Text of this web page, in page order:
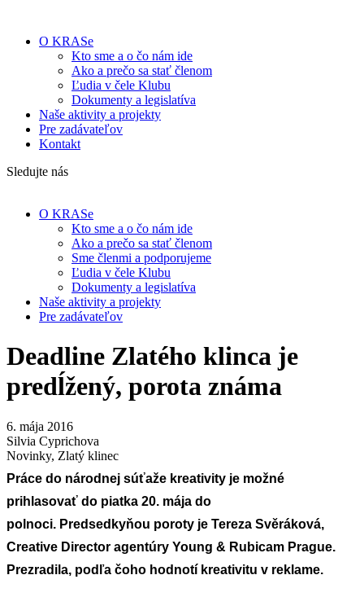
O KRASe
Kto sme a o čo nám ide
Ako a prečo sa stať členom
Ľudia v čele Klubu
Dokumenty a legislatíva
Naše aktivity a projekty
Pre zadávateľov
Kontakt
Sledujte nás
O KRASe
Kto sme a o čo nám ide
Ako a prečo sa stať členom
Sme členmi a podporujeme
Ľudia v čele Klubu
Dokumenty a legislatíva
Naše aktivity a projekty
Pre zadávateľov
Deadline Zlatého klinca je
predĺžený, porota známa
6. mája 2016
Silvia Cyprichova
Novinky, Zlatý klinec
Práce do národnej súťaže kreativity je možné
prihlasovať do piatka 20. mája do
polnoci. Predsedkyňou poroty je Tereza Svěráková,
Creative Director agentúry Young & Rubicam Prague.
Prezradila, podľa čoho hodnotí kreativitu v reklame.